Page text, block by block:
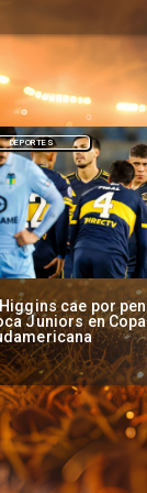
de
acelerar
NACIONAL